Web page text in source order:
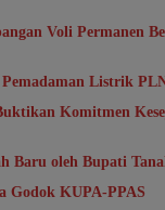
Voli Permanen
Listrik
Komitmen
Baru oleh Bupati
Godok KUPA-PPAS